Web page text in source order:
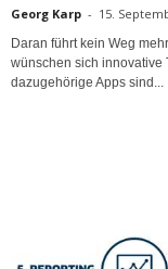
Georg Karp - 15.
Daran führt kein Weg
wünschen sich innovative
dazugehörige Apps sind...